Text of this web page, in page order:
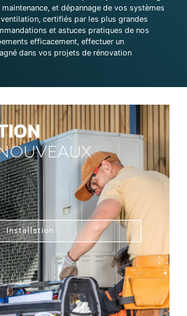
et dépannage de vos systèmes
certifiés par les plus grandes
et astuces pratiques de nos
efficacement, effectuer un
dans vos projets de rénovation
Installation